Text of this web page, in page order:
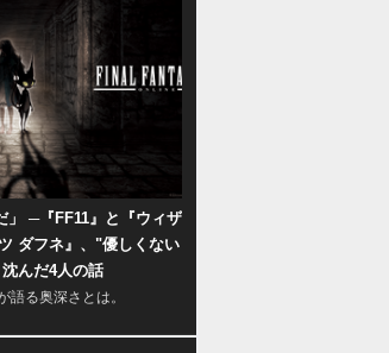
」 ─『FF11』と『ウィザ
ダフネ』、"優しくない
んだ4人の話
語る奥深さとは。